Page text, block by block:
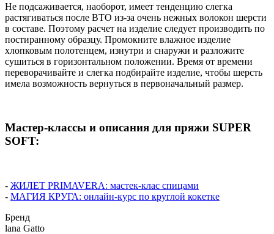
Не подсаживается, наоборот, имеет тенденцию слегка
растягиваться после ВТО из-за очень нежных волокон шерсти
в составе. Поэтому расчет на изделие следует производить по
постиранному образцу. Промокните влажное изделие
хлопковым полотенцем, изнутри и снаружи и разложите
сушиться в горизонтальном положении. Время от времени
переворачивайте и слегка подбирайте изделие, чтобы шерсть
имела возможность вернуться в первоначальный размер.
Мастер-классы и описания для пряжи SUPER
SOFT:
- ЖИЛЕТ PRIMAVERA: мастек-клас спицами
- МАГИЯ КРУГА: онлайн-курс по круглой кокетке
Бренд
lana Gatto